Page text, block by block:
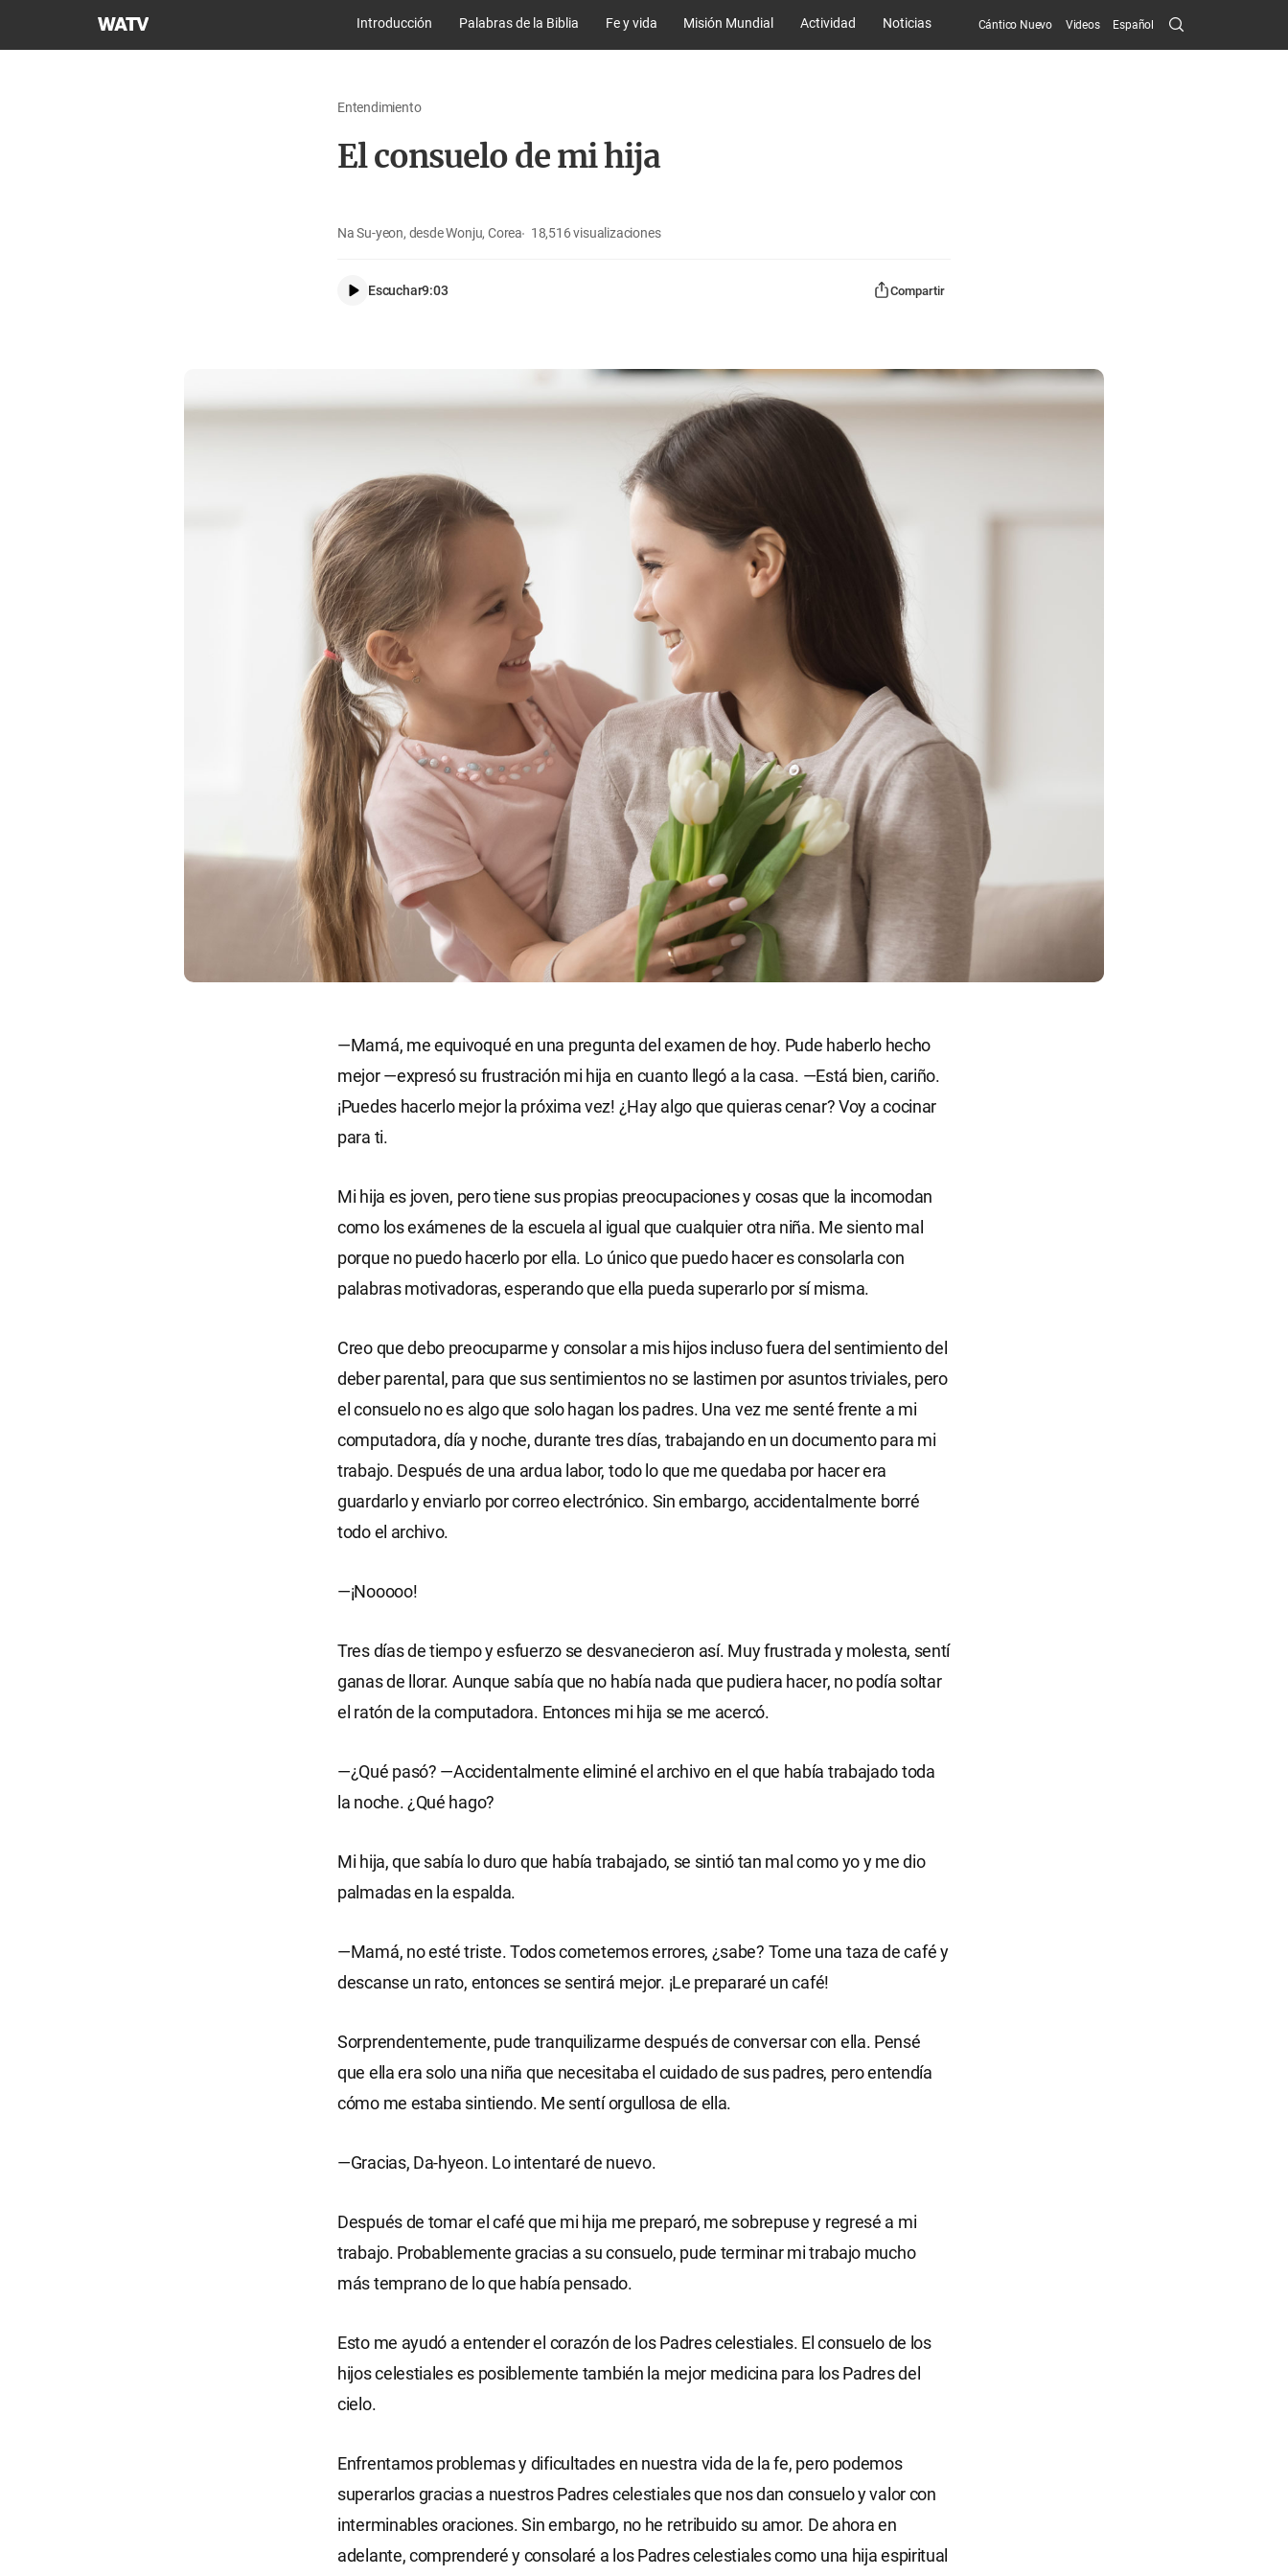
Iglesia
Introducción Palabras de la Biblia Fe y vida Misión Mundial Actividad Noticias Cántico Nuevo Videos Español Search
Submit
Entendimiento
El consuelo de mi hija
Na Su-yeon, desde Wonju, Corea 18,516visualizaciones
Escuchar9:03 Compartir
—Mamá, me equivoqué en una pregunta del examen de hoy. Pude haberlo hecho
mejor —expresó su frustración mi hija en cuanto llegó a la casa. —Está bien, cariño.
¡Puedes hacerlo mejor la próxima vez! ¿Hay algo que quieras cenar? Voy a cocinar
para ti.
Mi hija es joven, pero tiene sus propias preocupaciones y cosas que la incomodan
como los exámenes de la escuela al igual que cualquier otra niña. Me siento mal
porque no puedo hacerlo por ella. Lo único que puedo hacer es consolarla con
palabras motivadoras, esperando que ella pueda superarlo por sí misma.
Creo que debo preocuparme y consolar a mis hijos incluso fuera del sentimiento del
deber parental, para que sus sentimientos no se lastimen por asuntos triviales, pero
el consuelo no es algo que solo hagan los padres. Una vez me senté frente a mi
computadora, día y noche, durante tres días, trabajando en un documento para mi
trabajo. Después de una ardua labor, todo lo que me quedaba por hacer era
guardarlo y enviarlo por correo electrónico. Sin embargo, accidentalmente borré
todo el archivo.
—¡Nooooo!
Tres días de tiempo y esfuerzo se desvanecieron así. Muy frustrada y molesta, sentí
ganas de llorar. Aunque sabía que no había nada que pudiera hacer, no podía soltar
el ratón de la computadora. Entonces mi hija se me acercó.
—¿Qué pasó? —Accidentalmente eliminé el archivo en el que había trabajado toda
la noche. ¿Qué hago?
Mi hija, que sabía lo duro que había trabajado, se sintió tan mal como yo y me dio
palmadas en la espalda.
—Mamá, no esté triste. Todos cometemos errores, ¿sabe? Tome una taza de café y
descanse un rato, entonces se sentirá mejor. ¡Le prepararé un café!
Sorprendentemente, pude tranquilizarme después de conversar con ella. Pensé
que ella era solo una niña que necesitaba el cuidado de sus padres, pero entendía
cómo me estaba sintiendo. Me sentí orgullosa de ella.
—Gracias, Da-hyeon. Lo intentaré de nuevo.
Después de tomar el café que mi hija me preparó, me sobrepuse y regresé a mi
trabajo. Probablemente gracias a su consuelo, pude terminar mi trabajo mucho
más temprano de lo que había pensado.
Esto me ayudó a entender el corazón de los Padres celestiales. El consuelo de los
hijos celestiales es posiblemente también la mejor medicina para los Padres del
cielo.
Enfrentamos problemas y dificultades en nuestra vida de la fe, pero podemos
superarlos gracias a nuestros Padres celestiales que nos dan consuelo y valor con
interminables oraciones. Sin embargo, no he retribuido su amor. De ahora en
adelante, comprenderé y consolaré a los Padres celestiales como una hija espiritual